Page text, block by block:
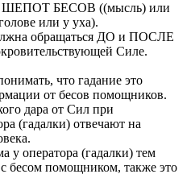
ШЕПОТ БЕСОВ ((мысль) или
или у уха).
обращаться ДО и ПОСЛЕ
Силе.
что гадание это
от бесов помощников.
дара от Сил при
(гадалки) отвечают на
у оператора (гадалки) тем
бесом помощником, также это